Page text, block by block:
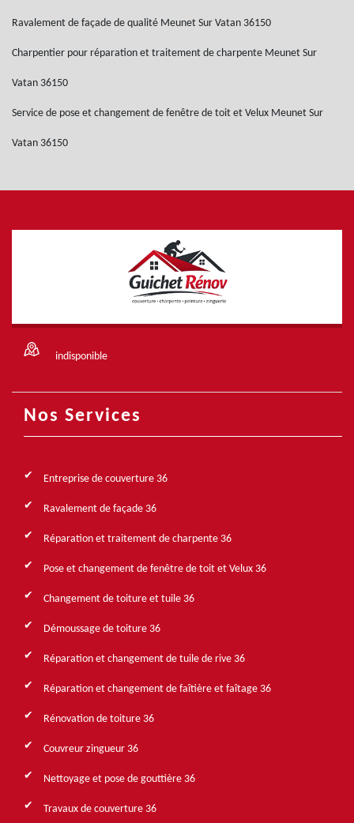
Ravalement de façade de qualité Meunet Sur Vatan 36150
Charpentier pour réparation et traitement de charpente Meunet Sur
Vatan 36150
Service de pose et changement de fenêtre de toit et Velux Meunet Sur
Vatan 36150
indisponible
Nos Services
Entreprise de couverture 36
Ravalement de façade 36
Réparation et traitement de charpente 36
Pose et changement de fenêtre de toit et Velux 36
Changement de toiture et tuile 36
Démoussage de toiture 36
Réparation et changement de tuile de rive 36
Réparation et changement de faîtière et faîtage 36
Rénovation de toiture 36
Couvreur zingueur 36
Nettoyage et pose de gouttière 36
Travaux de couverture 36